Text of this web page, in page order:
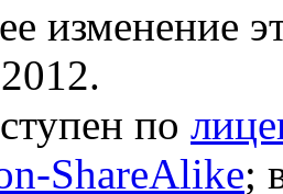
изменение
по
ShareAlike;